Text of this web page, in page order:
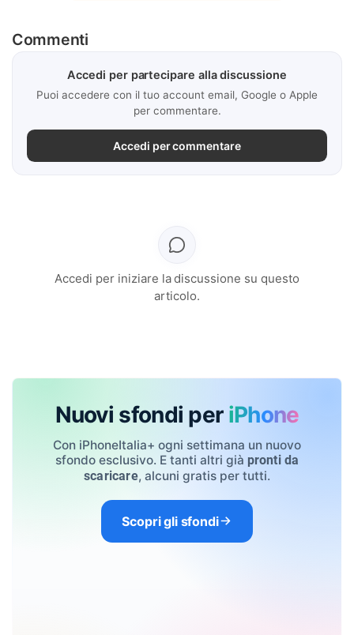
Commenti
Accedi per partecipare alla discussione
Puoi accedere con il tuo account email, Google o Apple
per commentare.
Accedi per commentare
Accedi per iniziare la discussione su questo
articolo.
Nuovi sfondi per iPhone
Con iPhoneItalia+ ogni settimana un nuovo
sfondo esclusivo. E tanti altri già pronti da
scaricare, alcuni gratis per tutti.
Scopri gli sfondi